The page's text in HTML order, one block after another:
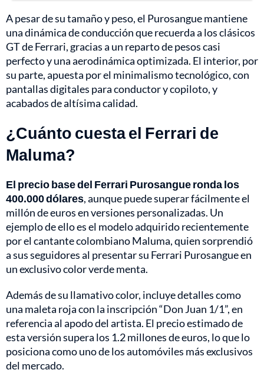
A pesar de su tamaño y peso, el Purosangue mantiene
una dinámica de conducción que recuerda a los clásicos
GT de Ferrari, gracias a un reparto de pesos casi
perfecto y una aerodinámica optimizada. El interior, por
su parte, apuesta por el minimalismo tecnológico, con
pantallas digitales para conductor y copiloto, y
acabados de altísima calidad.
¿Cuánto cuesta el Ferrari de
Maluma?
El precio base del Ferrari Purosangue ronda los
400.000 dólares, aunque puede superar fácilmente el
millón de euros en versiones personalizadas. Un
ejemplo de ello es el modelo adquirido recientemente
por el cantante colombiano Maluma, quien sorprendió
a sus seguidores al presentar su Ferrari Purosangue en
un exclusivo color verde menta.
Además de su llamativo color, incluye detalles como
una maleta roja con la inscripción “Don Juan 1/1”, en
referencia al apodo del artista. El precio estimado de
esta versión supera los 1.2 millones de euros, lo que lo
posiciona como uno de los automóviles más exclusivos
del mercado.